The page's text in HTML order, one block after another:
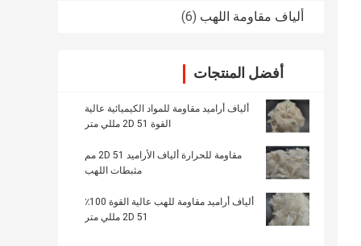
ألياف مقاومة اللهب (6)
أفضل المنتجات
ألياف أراميد مقاومة للمواد الكيميائية عالية
القوة 2D 51 مللي متر
مقاومة للحرارة ألياف الأراميد 2D 51 مم
مثبطات اللهب
ألياف أراميد مقاومة للهب عالية القوة 100٪
2D 51 مللي متر